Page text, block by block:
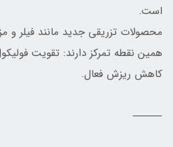
است.
محصولات تزریقی جدید مانند فیلر
همین نقطه تمرکز دارند: تقویت
کاهش ریزش فعال.
⸻